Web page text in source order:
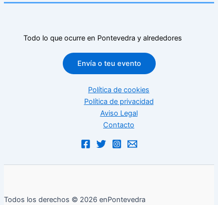
Todo lo que ocurre en Pontevedra y alrededores
Envía o teu evento
Política de cookies
Política de privacidad
Aviso Legal
Contacto
Todos los derechos © 2026 enPontevedra